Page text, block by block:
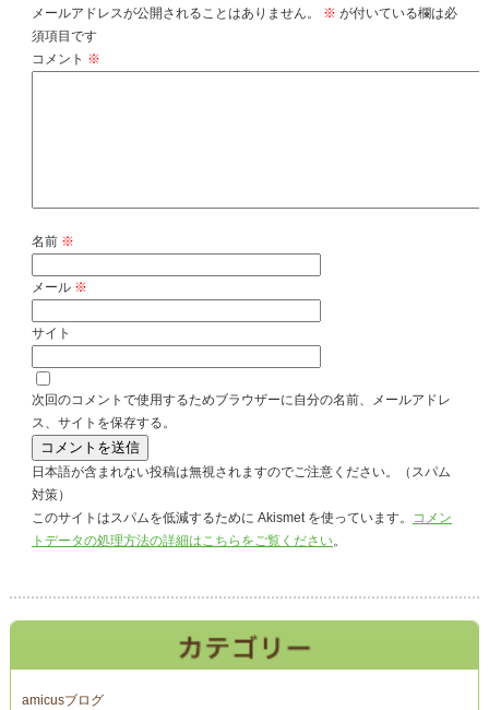
メールアドレスが公開されることはありません。 ※ が付いている欄は必
須項目です
コメント ※
名前 ※
メール ※
サイト
次回のコメントで使用するためブラウザーに自分の名前、メールアドレ
ス、サイトを保存する。
日本語が含まれない投稿は無視されますのでご注意ください。（スパム
対策）
このサイトはスパムを低減するために Akismet を使っています。 コメン
トデータの処理方法の詳細はこちらをご覧ください。
amicusブログ